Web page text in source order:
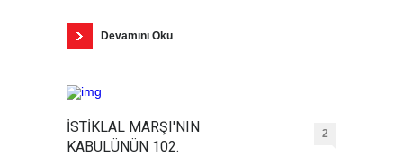
Devamını Oku
İSTİKLAL MARŞI'NIN
KABULÜNÜN 102.
2